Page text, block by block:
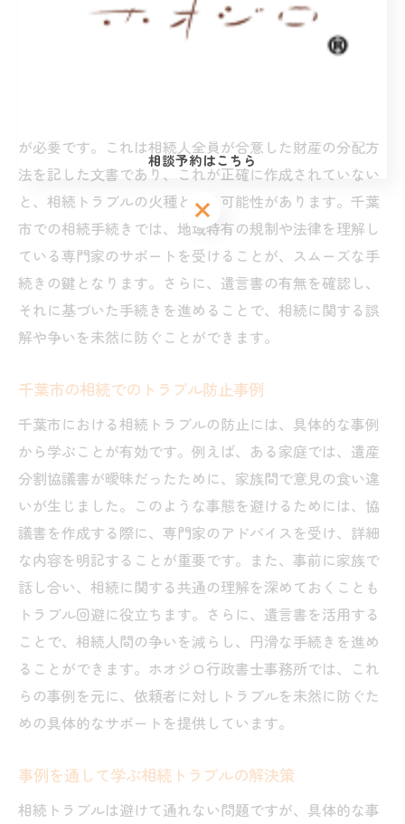
相続手続きは、遺産を適切に分配するための法的プロセ
が必要です。これは相続人全員が合意した財産の分配方
法を記した文書であり、これが正確に作成されていない
と、相続トラブルの火種となる可能性があります。千葉
市での相続手続きでは、地域特有の規制や法律を理解し
ている専門家のサポートを受けることが、スムーズな手
続きの鍵となります。さらに、遺言書の有無を確認し、
それに基づいた手続きを進めることで、相続に関する誤
解や争いを未然に防ぐことができます。
千葉市の相続でのトラブル防止事例
千葉市における相続トラブルの防止には、具体的な事例
から学ぶことが有効です。例えば、ある家庭では、遺産
分割協議書が曖昧だったために、家族間で意見の食い違
いが生じました。このような事態を避けるためには、協
議書を作成する際に、専門家のアドバイスを受け、詳細
な内容を明記することが重要です。また、事前に家族で
話し合い、相続に関する共通の理解を深めておくことも
トラブル回避に役立ちます。さらに、遺言書を活用する
ことで、相続人間の争いを減らし、円滑な手続きを進め
ることができます。ホオジロ行政書士事務所では、これ
らの事例を元に、依頼者に対しトラブルを未然に防ぐた
めの具体的なサポートを提供しています。
事例を通して学ぶ相続トラブルの解決策
相続トラブルは避けて通れない問題ですが、具体的な事
相談予約はこちら
相談予約はこちら
相談予約はこちら